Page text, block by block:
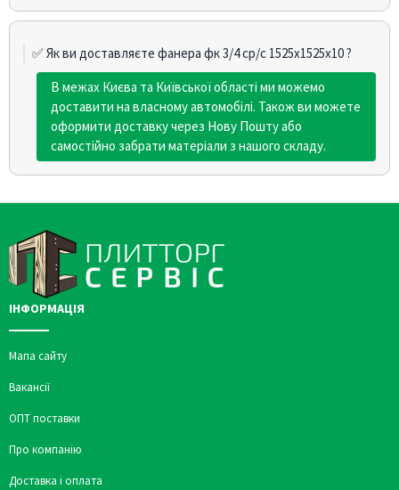
✅ Як ви доставляєте фанера фк 3/4 ср/с 1525х1525х10 ?
В межах Києва та Київської області ми можемо
доставити на власному автомобілі. Також ви можете
оформити доставку через Нову Пошту або
самостійно забрати матеріали з нашого складу.
ІНФОРМАЦІЯ
Мапа сайту
Вакансії
ОПТ поставки
Про компанію
Доставка і оплата